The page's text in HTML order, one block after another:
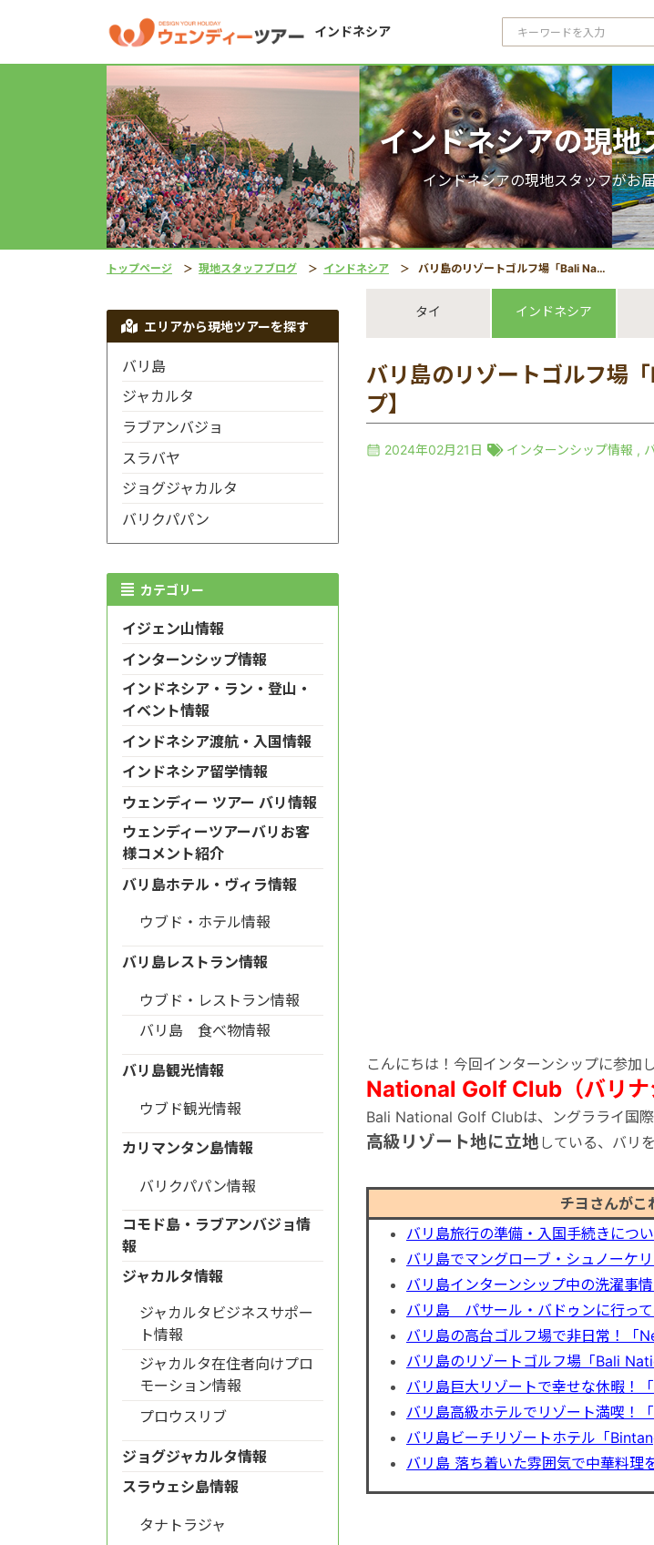
インドネシア
インドネシアの現地
インドネシアの現地スタッフがお
トップページ 現地スタッフブログ インドネシア バリ島のリゾートゴルフ場「Bali National Golf Club」【インターンシップ】
タイ インドネシア
バリ島のリゾートゴルフ場
プ】
2024年02月21日 インターンシップ情報 ,
こんにちは！今回インターンシップに参加
National Golf Club（バリナ
Bali National Golf Clubは、ングラライ国
高級リゾート地に立地 している、バリ
チヨさんがこ
バリ島旅行の準備・入国手続きにつ
バリ島でマングローブ・シュノーケ
バリ島インターンシップ中の洗濯事情
バリ島 パサール・バドゥンに行って
バリ島の高台ゴルフ場で非日常！「
バリ島のリゾートゴルフ場「Bali
バリ島巨大リゾートで幸せな休暇！
バリ島高級ホテルでリゾート満喫！
バリ島ビーチリゾートホテル「
バリ島 落ち着いた雰囲気で中華料理
エリアから現地ツアーを探す
バリ島
ジャカルタ
ラブアンバジョ
スラバヤ
ジョグジャカルタ
バリクパパン
カテゴリー
イジェン山情報
インターンシップ情報
インドネシア・ラン・登山・
イベント情報
インドネシア渡航・入国情報
インドネシア留学情報
ウェンディー ツアー バリ情報
ウェンディーツアーバリお客
様コメント紹介
バリ島ホテル・ヴィラ情報
ウブド・ホテル情報
バリ島レストラン情報
ウブド・レストラン情報
バリ島 食べ物情報
バリ島観光情報
ウブド観光情報
カリマンタン島情報
バリクパパン情報
コモド島・ラブアンバジョ情
報
ジャカルタ情報
ジャカルタビジネスサポー
ト情報
ジャカルタ在住者向けプロ
モーション情報
プロウスリブ
ジョグジャカルタ情報
スラウェシ島情報
タナトラジャ